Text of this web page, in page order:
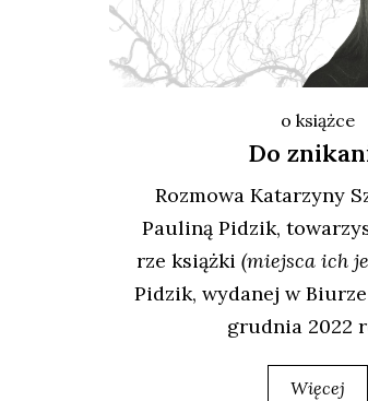
o książce
Do
Roz­mo­wa Kata­rzy­ny
Pau­li­ną Pidzik,
rze książ­ki (miej­sca ich
Pidzik, wyda­nej w
grud­nia 2022
Więcej